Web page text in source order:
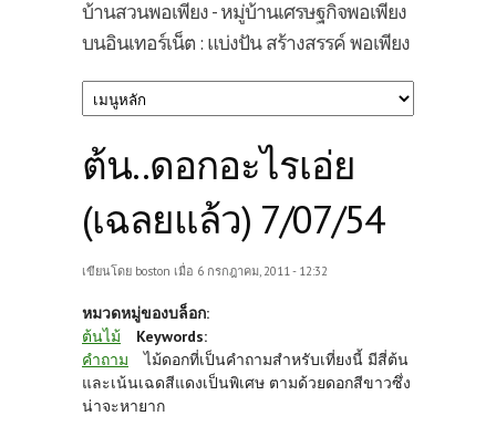
บ้านสวนพอเพียง - หมู่บ้านเศรษฐกิจพอเพียง
บนอินเทอร์เน็ต : แบ่งปัน สร้างสรรค์ พอเพียง
ต้น..ดอกอะไรเอ่ย
(เฉลยแล้ว) 7/07/54
เขียนโดย boston เมื่อ 6 กรกฎาคม, 2011 - 12:32
หมวดหมู่ของบล็อก:
ต้นไม้
Keywords:
คำถาม
ไม้ดอกที่เป็นคำถามสำหรับเที่ยงนี้ มีสี่ต้น
และเน้นเฉดสีแดงเป็นพิเศษ ตามด้วยดอกสีขาวซึ่ง
น่าจะหายาก